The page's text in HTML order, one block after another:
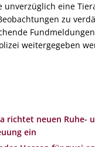
unverzüglich eine
zu
weitergegeben
richtet neuen Ruhe-
ein